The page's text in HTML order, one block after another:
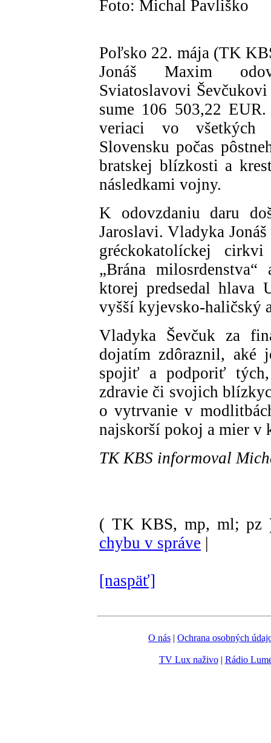
Foto: Michal Pavliško
Poľsko 22. mája (TK
Jonáš Maxim
Sviatoslavovi
sume 106 503,22
veriaci vo všetkých
Slovensku počas
bratskej blízkosti a
následkami vojny.
K odovzdaniu daru
Jaroslavi. Vladyka
gréckokatolíckej
„Brána
ktorej predsedal hlava
vyšší kyjevsko-haličský
Vladyka Ševčuk za
dojatím zdôraznil, aké
spojiť a podporiť
zdravie či svojich
o vytrvanie v
najskorší pokoj a mier v
TK KBS informoval
( TK KBS, mp, ml; pz
chybu v správe |
[naspäť]
O nás | Ochrana osobných
TV Lux naživo| Rádio